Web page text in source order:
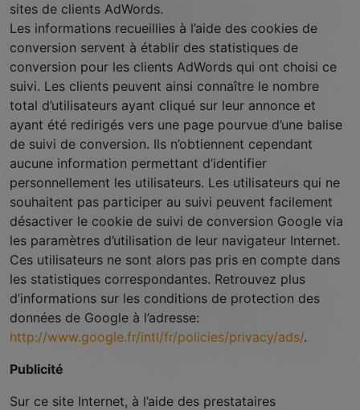
sites de clients AdWords.
Les informations recueillies à l’aide des cookies de
conversion servent à établir des statistiques de
conversion pour les clients AdWords qui ont choisi ce
suivi. Les clients peuvent ainsi connaître le nombre
total d’utilisateurs ayant cliqué sur leur annonce et
ayant été redirigés vers une page pourvue d’une balise
de suivi de conversion. Ils n’obtiennent cependant
aucune information permettant d’identifier
personnellement les utilisateurs. Les utilisateurs qui ne
souhaitent pas participer au suivi peuvent facilement
désactiver le cookie de suivi de conversion Google via
les paramètres d’utilisation de leur navigateur Internet.
Ces utilisateurs ne sont alors pas pris en compte dans
les statistiques correspondantes. Retrouvez plus
d’informations sur les conditions de protection des
données de Google à l’adresse:
http://www.google.fr/intl/fr/policies/privacy/ads/.
Publicité
Sur ce site Internet, à l’aide des prestataires